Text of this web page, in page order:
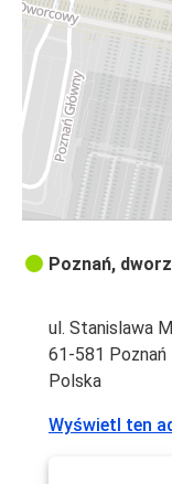
Poznań,
ul. Stanislawa
61-581 Poznań
Polska
Wyświetl ten